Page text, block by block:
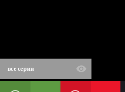
все серии